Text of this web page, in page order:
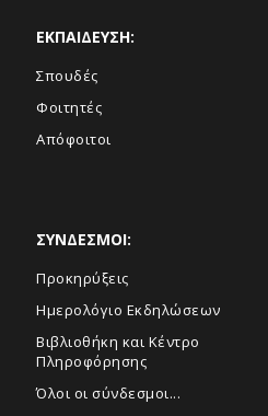
ΕΚΠΑΙΔΕΥΣΗ:
Σπουδές
Φοιτητές
Απόφοιτοι
ΣΥΝΔΕΣΜΟΙ:
Προκηρύξεις
Ημερολόγιο Εκδηλώσεων
Βιβλιοθήκη και Κέντρο
Πληροφόρησης
Όλοι οι σύνδεσμοι...